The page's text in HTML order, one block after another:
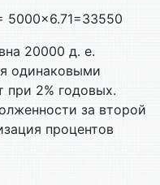
5000×6.71=33550
20000 д. е.
одинаковыми
при 2% годовых.
за второй
процентов